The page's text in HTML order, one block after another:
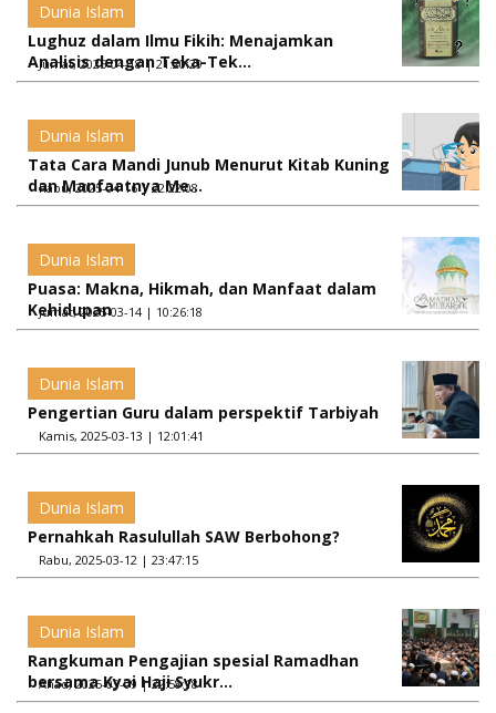
Dunia Islam
Lughuz dalam Ilmu Fikih: Menajamkan
Analisis dengan Teka-Tek...
Jumat, 2025-04-18 | 21:20:29
Dunia Islam
Tata Cara Mandi Junub Menurut Kitab Kuning
dan Manfaatnya Me...
Rabu, 2025-04-16 | 22:22:08
Dunia Islam
Puasa: Makna, Hikmah, dan Manfaat dalam
Kehidupan
Jumat, 2025-03-14 | 10:26:18
Dunia Islam
Pengertian Guru dalam perspektif Tarbiyah
Kamis, 2025-03-13 | 12:01:41
Dunia Islam
Pernahkah Rasulullah SAW Berbohong?
Rabu, 2025-03-12 | 23:47:15
Dunia Islam
Rangkuman Pengajian spesial Ramadhan
bersama Kyai Haji Syukr...
Ahad, 2025-03-09 | 22:58:18